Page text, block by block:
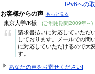
IPv6への
お客様からの声 もっと見る
東京大学/K様 (ご利用期間2009年～)
“
請求書払いに対応していただ
しております。メールでの問
に対応していただけるので大
す。
あなたの声をお寄せください!